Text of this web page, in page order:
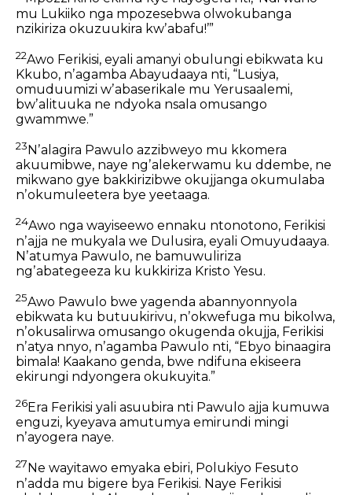
mu Lukiiko nga mpozesebwa olwokubanga
nzikiriza okuzuukira kwʼabafu!’”
22Awo Ferikisi, eyali amanyi obulungi ebikwata ku
Kkubo, nʼagamba Abayudaaya nti, “Lusiya,
omuduumizi wʼabaserikale mu Yerusaalemi,
bwʼalituuka ne ndyoka nsala omusango
gwammwe.”
23 Nʼalagira Pawulo azzibweyo mu kkomera
akuumibwe, naye ngʼalekerwamu ku ddembe, ne
mikwano gye bakkirizibwe okujjanga okumulaba
nʼokumuleetera bye yeetaaga.
24Awo nga wayiseewo ennaku ntonotono, Ferikisi
nʼajja ne mukyala we Dulusira, eyali Omuyudaaya.
Nʼatumya Pawulo, ne bamuwuliriza
ngʼabategeeza ku kukkiriza Kristo Yesu.
25Awo Pawulo bwe yagenda abannyonnyola
ebikwata ku butuukirivu, nʼokwefuga mu bikolwa,
nʼokusalirwa omusango okugenda okujja, Ferikisi
nʼatya nnyo, nʼagamba Pawulo nti, “Ebyo binaagira
bimala! Kaakano genda, bwe ndifuna ekiseera
ekirungi ndyongera okukuyita.”
26Era Ferikisi yali asuubira nti Pawulo ajja kumuwa
enguzi, kyeyava amutumya emirundi mingi
nʼayogera naye.
27 Ne wayitawo emyaka ebiri, Polukiyo Fesuto
nʼadda mu bigere bya Ferikisi. Naye Ferikisi